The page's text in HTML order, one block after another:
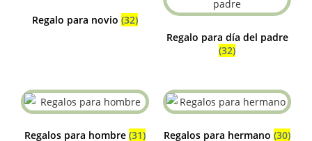
Regalo para novio (32)
Regalo para día del padre
(32)
Regalos para hombre (31) Regalos para hermano (30)